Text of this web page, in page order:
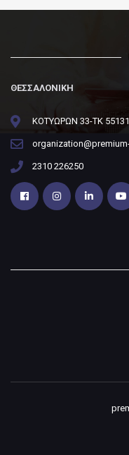
ΘΕΣΣΑΛΟΝΙΚΗ
ΚΟΤΥΩΡΩΝ 33-ΤΚ
2310 226250